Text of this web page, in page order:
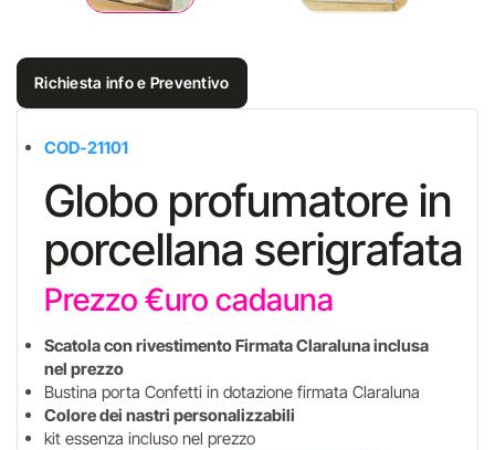
Richiesta info e Preventivo
COD-21101
Globo profumatore in
porcellana serigrafata
Prezzo €uro cadauna
Scatola con rivestimento Firmata Claraluna inclusa
nel prezzo
Bustina porta Confetti in dotazione firmata Claraluna
Colore dei nastri personalizzabili
kit essenza incluso nel prezzo